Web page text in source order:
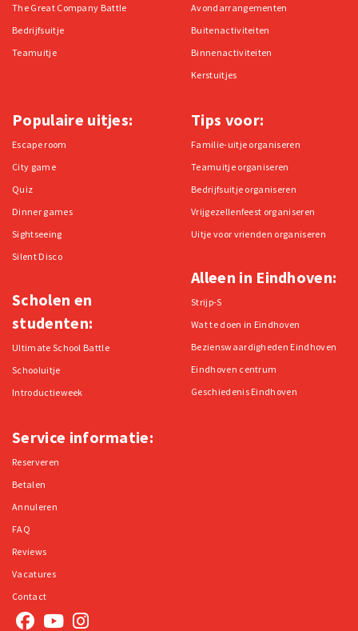
The Great Company Battle
Bedrijfsuitje
Teamuitje
Avondarrangementen
Buitenactiviteiten
Binnenactiviteiten
Kerstuitjes
Populaire uitjes:
Escape room
City game
Quiz
Dinner games
Sightseeing
Silent Disco
Scholen en
studenten:
Ultimate School Battle
Schooluitje
Introductieweek
Tips voor:
Familie-uitje organiseren
Teamuitje organiseren
Bedrijfsuitje organiseren
Vrijgezellenfeest organiseren
Uitje voor vrienden organiseren
Alleen in Eindhoven:
Strijp-S
Wat te doen in Eindhoven
Bezienswaardigheden Eindhoven
Eindhoven centrum
Geschiedenis Eindhoven
Service informatie:
Reserveren
Betalen
Annuleren
FAQ
Reviews
Vacatures
Contact